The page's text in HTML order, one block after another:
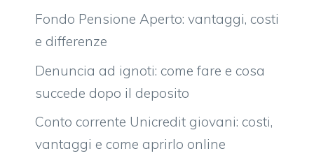
Fondo Pensione Aperto: vantaggi, costi
e differenze
Denuncia ad ignoti: come fare e cosa
succede dopo il deposito
Conto corrente Unicredit giovani: costi,
vantaggi e come aprirlo online